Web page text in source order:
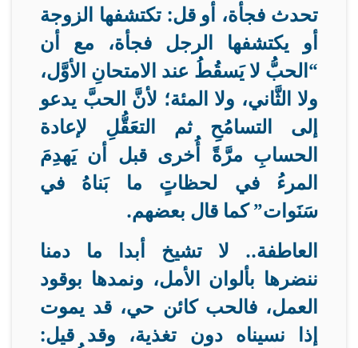
تحدث فجأة، أو قل: تكتشفها الزوجة
أو يكتشفها الرجل فجأة، مع أن
“الحبُّ لا يَسقُطُ عند الامتحانِ الأوَّل،
ولا الثَّاني، ولا المئة؛ لأنَّ الحبَّ يدعو
إلى التسامُحِ ثم التعَقُّلِ لإعادة
الحسابِ مرَّةً أُخرى قبل أن يَهدِمَ
المرءُ في لحظاتٍ ما بَناهُ في
سَنَوات” كما قال بعضهم.
العاطفة.. لا تشيخ أبدا ما دمنا
ننضرها بألوان الأمل، ونمدها بوقود
العمل، فالحب كائن حي، قد يموت
إذا نسيناه دون تغذية، وقد قيل: